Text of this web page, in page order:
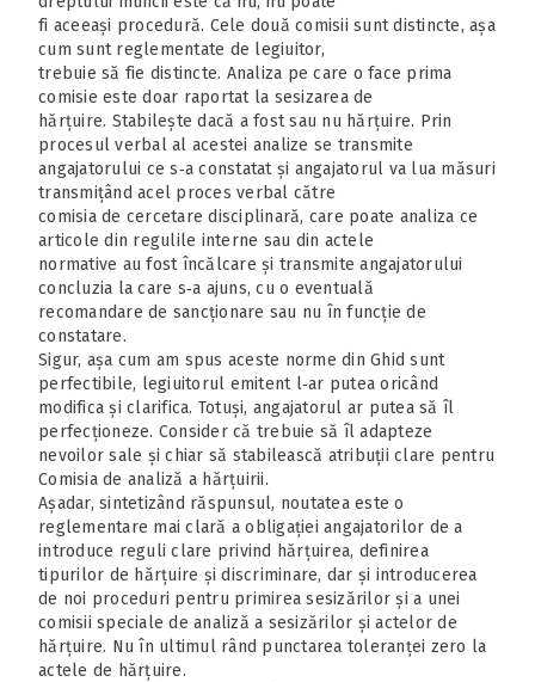
fi aceeași procedură. Cele două comisii sunt distincte, așa
cum sunt reglementate de legiuitor,
trebuie să fie distincte. Analiza pe care o face prima
comisie este doar raportat la sesizarea de
hărțuire. Stabilește dacă a fost sau nu hărțuire. Prin
procesul verbal al acestei analize se transmite
angajatorului ce s‑a constatat și angajatorul va lua măsuri
transmițând acel proces verbal către
comisia de cercetare disciplinară, care poate analiza ce
articole din regulile interne sau din actele
normative au fost încălcare și transmite angajatorului
concluzia la care s‑a ajuns, cu o eventuală
recomandare de sancționare sau nu în funcție de
constatare.
Sigur, așa cum am spus aceste norme din Ghid sunt
perfectibile, legiuitorul emitent l‑ar putea oricând
modifica și clarifica. Totuși, angajatorul ar putea să îl
perfecționeze. Consider că trebuie să îl adapteze
nevoilor sale și chiar să stabilească atribuții clare pentru
Comisia de analiză a hărțuirii.
Așadar, sintetizând răspunsul, noutatea este o
reglementare mai clară a obligației angajatorilor de a
introduce reguli clare privind hărțuirea, definirea
tipurilor de hărțuire și discriminare, dar și introducerea
de noi proceduri pentru primirea sesizărilor și a unei
comisii speciale de analiză a sesizărilor și actelor de
hărțuire. Nu în ultimul rând punctarea toleranței zero la
actele de hărțuire.